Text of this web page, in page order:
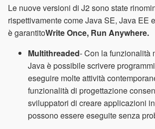
Le nuove versioni di J2 sono state
rispettivamente come Java SE, Java EE
è garantitoWrite Once, Run Anywhere.
Multithreaded- Con la funzionalità
Java è possibile scrivere
eseguire molte attività
funzionalità di progettazione
sviluppatori di creare applicazioni
possono essere eseguite senza